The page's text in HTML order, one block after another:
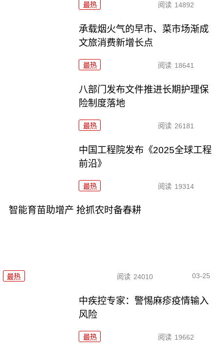
最热 阅读 14892
承载烟火气的早市、菜市场渐成
文旅消费新增长点
最热 阅读 18641
八部门发布文件推进长期护理保
险制度落地
最热 阅读 26181
中国工程院发布《2025全球工程
前沿》
最热 阅读 19314
智能育苗助增产 抢抓农时备春耕
最热 阅读 24010 03-25
中疾控专家：警惕麻疹疫情输入
风险
最热 阅读 19662